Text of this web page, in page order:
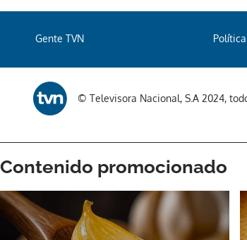
Gente TVN
© Televisora Nacional, S.A 2024,